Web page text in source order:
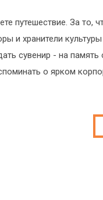
путешествие. За то,
и хранители
сувенир - на
о ярком